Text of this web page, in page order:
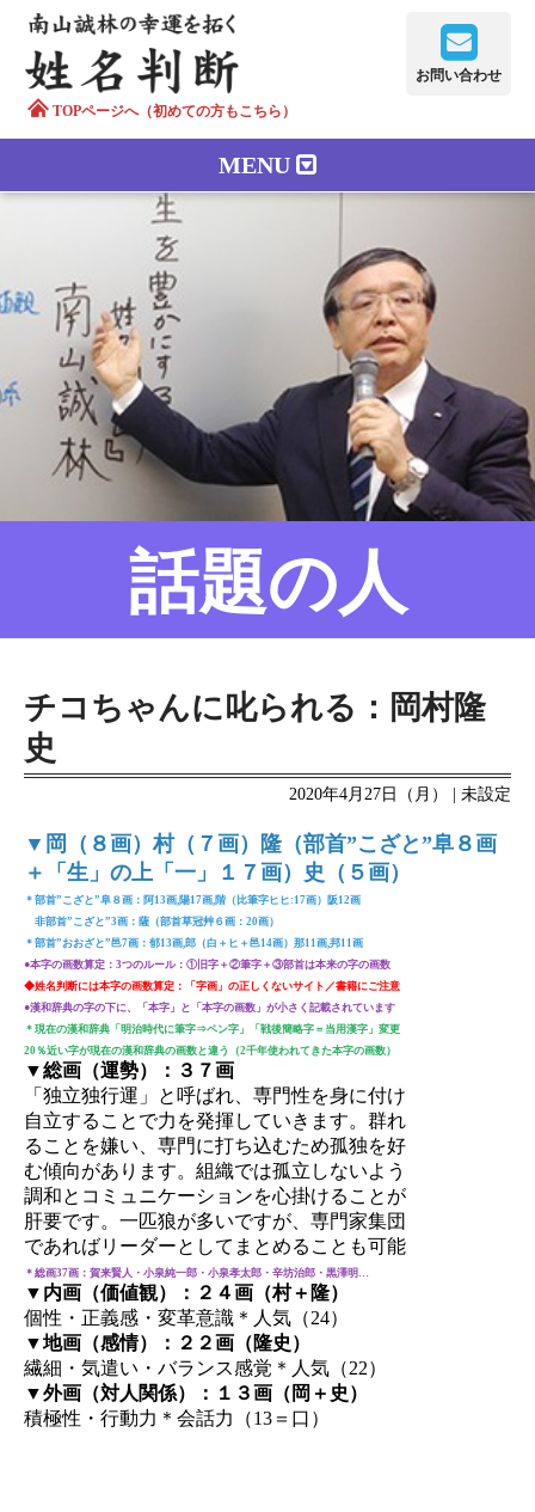
TOPページへ（初めての方もこちら）
お問い合わせ
MENU
正しい字画
南山誠林について
漢字の語源
漢字の歴史
苗字100のルーツ
話題の人
チコちゃんに叱られる：岡村隆
史
2020年4月27日（月） | 未設定
▼岡（８画）村（７画）隆（部首”こざと”阜８画
＋「生」の上「一」１７画）史（５画）
＊部首”こざと”阜８画：阿13画,陽17画,階（比筆字ヒヒ:17画）阪12画
非部首”こざと”3画：薩（部首草冠艸６画：20画）
＊部首”おおざと”邑7画：郁13画,郎（白＋ヒ＋邑14画）那11画,邦11画
●本字の画数算定：3つのルール：①旧字＋②筆字＋③部首は本来の字の画数
◆姓名判断には本字の画数算定：「字画」の正しくないサイト／書籍にご注意
●漢和辞典の字の下に、「本字」と「本字の画数」が小さく記載されています
＊現在の漢和辞典「明治時代に筆字⇒ペン字」「戦後簡略字＝当用漢字」変更
20％近い字が現在の漢和辞典の画数と違う（2千年使われてきた本字の画数）
▼総画（運勢）：３７画
「独立独行運」と呼ばれ、専門性を身に付け
自立することで力を発揮していきます。群れ
ることを嫌い、専門に打ち込むため孤独を好
む傾向があります。組織では孤立しないよう
調和とコミュニケーションを心掛けることが
肝要です。一匹狼が多いですが、専門家集団
であればリーダーとしてまとめることも可能
＊総画37画：賀来賢人・小泉純一郎・小泉孝太郎・辛坊治郎・黒澤明…
▼内画（価値観）：２４画（村＋隆）
個性・正義感・変革意識＊人気（24）
▼地画（感情）：２２画（隆史）
繊細・気遣い・バランス感覚＊人気（22）
▼外画（対人関係）：１３画（岡＋史）
積極性・行動力＊会話力（13＝口）